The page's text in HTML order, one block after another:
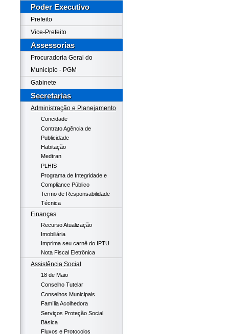
Poder Executivo
Prefeito
Vice-Prefeito
Assessorias
Procuradoria Geral do
Município - PGM
Gabinete
Secretarias
Administração e Planejamento
Concidade
Contrato Agência de
Publicidade
Habitação
Medtran
PLHIS
Programa de Integridade e
Compliance Público
Termo de Responsabilidade
Técnica
Finanças
Recurso Atualização
Imobiliária
Imprima seu carnê do IPTU
Nota Fiscal Eletrônica
Assistência Social
18 de Maio
Conselho Tutelar
Conselhos Municipais
Família Acolhedora
Serviços Proteção Social
Básica
Fluxos e Protocolos